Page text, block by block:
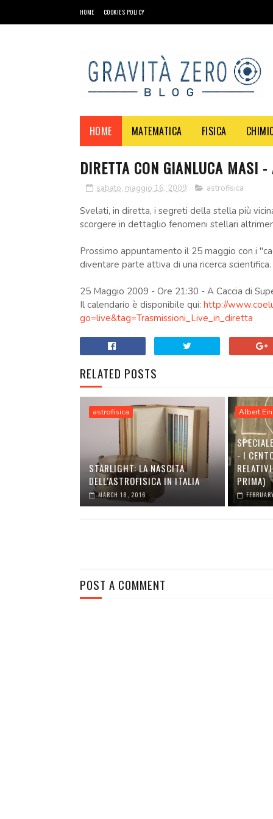
HOME COOKIES POLICY
HOME MATEMATICA FISICA
DIRETTA CON GIANLUCA MASI -
sabato, maggio 16, 2009 astrofisica
Svelati, in diretta, i segreti della stella più
scorgere in dettaglio fenomeni stellari
Prossimo appuntamento il 25 maggio con i
diventare parte attiva di una ricerca scientifica.
25 Maggio 2009 - Ore 21:30 - A Caccia di
Il calendario è disponibile qui: http://
go=live&tag=Trasmissioni_Live_in_diretta
RELATED POSTS
astrofisica
STARLIGHT: LA NASCITA
DELL'ASTROFISICA IN ITALIA
MARCH 18, 2016
Albert
- I
PRIMA)
POST A COMMENT